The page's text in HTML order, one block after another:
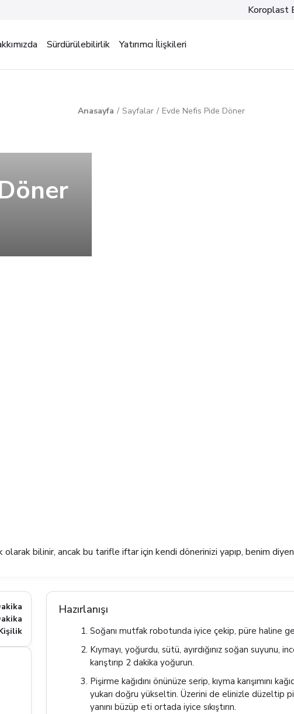
Koroplast
Sürdürülebilirlik Yatırımcı İlişkileri
Anasayfa Sayfalar Evde Nefis Pide Döner
bilinir, ancak bu tarifle iftar için kendi dönerinizi yapıp, benim
Hazırlanışı
Soğanı mutfak robotunda iyice çekip, püre haline
Kıymayı, yoğurdu, sütü, ayırdığınız soğan suyunu,
karıştırıp 2 dakika yoğurun.
Pişirme kağıdını önünüze serip, kıyma karışımını
yukarı doğru yükseltin. Üzerini de elinizle düzeltip
yanını büzüp eti ortada iyice sıkıştırın.